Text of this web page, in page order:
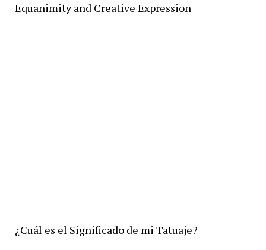
Equanimity and Creative Expression
¿Cuál es el Significado de mi Tatuaje?